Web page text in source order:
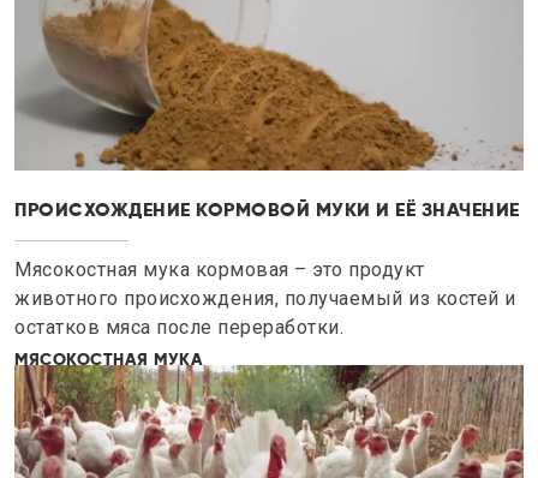
ПРОИСХОЖДЕНИЕ КОРМОВОЙ МУКИ И ЕЁ ЗНАЧЕНИЕ
Мясокостная мука кормовая – это продукт
животного происхождения, получаемый из костей и
остатков мяса после переработки.
МЯСОКОСТНАЯ МУКА